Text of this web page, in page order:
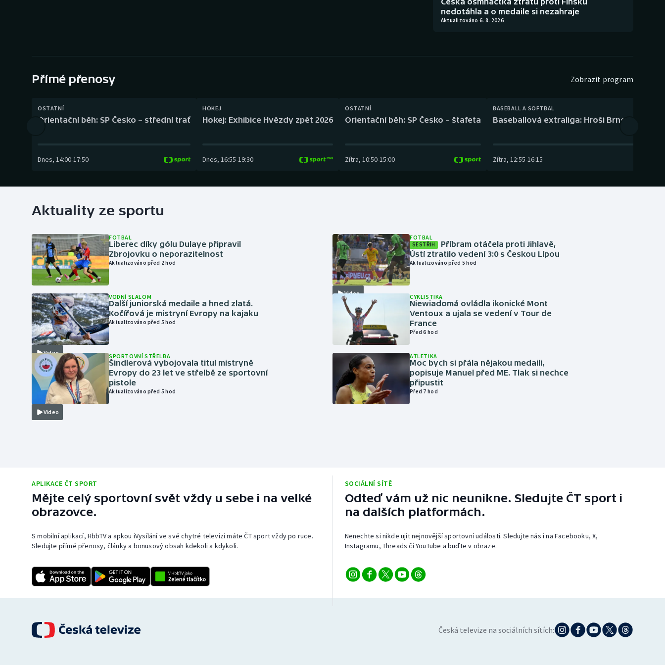
Gymnastika Plážový volejbal
nedotáhla a o medaile si nezahraje
Aktualizováno 6. 8. 2026
Přímé přenosy Zobrazit program
OSTATNÍ
Orientační běh: SP Česko – střední trať
Dnes, 14:00-17:50
HOKEJ
Hokej: Exhibice Hvězdy zpět 2026
Dnes, 16:55-19:30
OSTATNÍ
Orientační běh: SP Česko – štafeta
Zítra, 10:50-15:00
BASEBALL A SOFTBAL
Baseballová extraliga: Hroši Brno – Eagles
Zítra, 12:55-16:15
Aktuality ze sportu
FOTBAL
Liberec díky gólu Dulaye připravil
Zbrojovku o neporazitelnost
Aktualizováno před 2 hod
Video
VODNÍ SLALOM
Další juniorská medaile a hned zlatá.
Kočířová je mistryní Evropy na kajaku
Aktualizováno před 5 hod
Video
SPORTOVNÍ STŘELBA
Šindlerová vybojovala titul mistryně
Evropy do 23 let ve střelbě ze sportovní
pistole
Aktualizováno před 5 hod
Video
FOTBAL
SESTŘIH
Příbram otáčela proti Jihlavě,
Ústí ztratilo vedení 3:0 s Českou Lípou
Aktualizováno před 5 hod
CYKLISTIKA
Niewiadomá ovládla ikonické Mont
Ventoux a ujala se vedení v Tour de
France
Před 6 hod
ATLETIKA
Moc bych si přála nějakou medaili,
popisuje Manuel před ME. Tlak si nechce
připustit
Před 7 hod
APLIKACE ČT SPORT
Mějte celý sportovní svět vždy u sebe i na velké
obrazovce.
S mobilní aplikací, HbbTV a apkou iVysílání ve své chytré televizi máte ČT sport vždy po ruce.
Sledujte přímé přenosy, články a bonusový obsah kdekoli a kdykoli.
SOCIÁLNÍ SÍTĚ
Odteď vám už nic neunikne. Sledujte ČT sport i
na dalších platformách.
Nenechte si nikde ujít nejnovější sportovní události. Sledujte nás i na Facebooku, X,
Instagramu, Threads či YouTube a buďte v obraze.
Česká televize na sociálních sítích: